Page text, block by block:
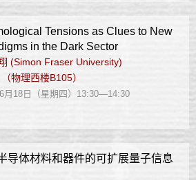
Tensions as Clues to New
in the Dark Sector
(Simon Fraser University)
（物理西楼B105）
月18日（星期四）13:30—14:30
导体材料和器件的可扩展量子信息